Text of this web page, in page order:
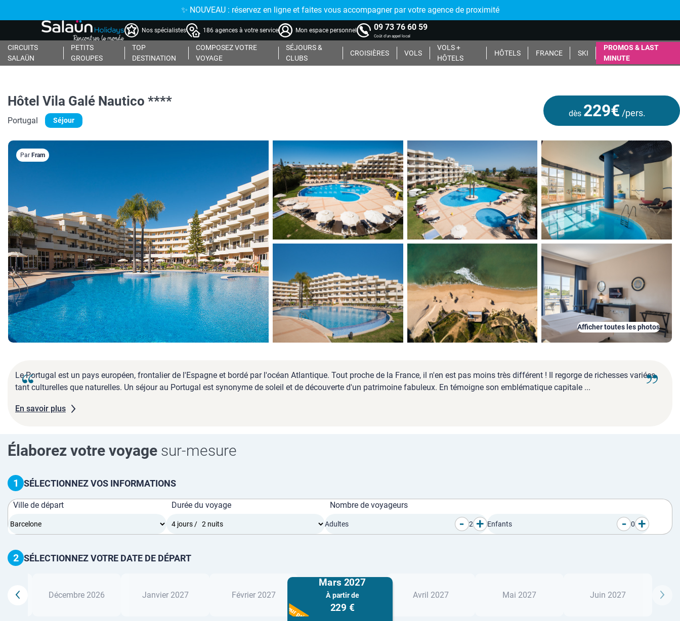
✨ NOUVEAU : réservez en ligne et faites vous accompagner par votre agence de proximité
Nos spécialistes 186 agences à votre service Mon espace personnel 09 73 76 60 59
Coût d'un appel local
CIRCUITS
SALAÜN
PETITS
GROUPES
TOP
DESTINATION
COMPOSEZ VOTRE
VOYAGE
SÉJOURS &
CLUBS
CROISIÈRES VOLS
VOLS +
HÔTELS
HÔTELS FRANCE SKI
PROMOS & LAST
MINUTE
dès 229€ /pers.
Hôtel Vila Galé Nautico ****
Portugal Séjour
Afficher toutes les photos
Par Fram
Le Portugal est un pays européen, frontalier de l'Espagne et bordé par l'océan Atlantique. Tout proche de la France, il n'en est pas moins très différent ! Il regorge de richesses variées
tant culturelles que naturelles. Un séjour au Portugal est synonyme de soleil et de découverte d'un patrimoine fabuleux. En témoigne son emblématique capitale ...
En savoir plus
Élaborez votre voyage sur-mesure
1 SÉLECTIONNEZ VOS INFORMATIONS
Ville de départ Durée du voyage Nombre de voyageurs
Adultes - 2 + Enfants - 0 +
2 SÉLECTIONNEZ VOTRE DATE DE DÉPART
Décembre 2026 Janvier 2027 Février 2027
Mars 2027
À partir de
229 €
Meilleur prix
Avril 2027 Mai 2027 Juin 2027